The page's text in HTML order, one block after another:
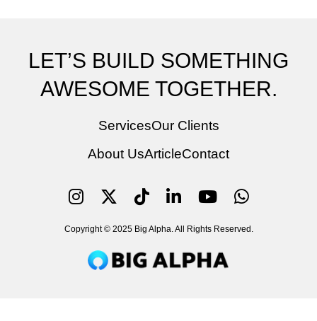
LET’S BUILD SOMETHING
AWESOME TOGETHER.
ServicesOur Clients
About UsArticleContact
Copyright © 2025 Big Alpha. All Rights Reserved.